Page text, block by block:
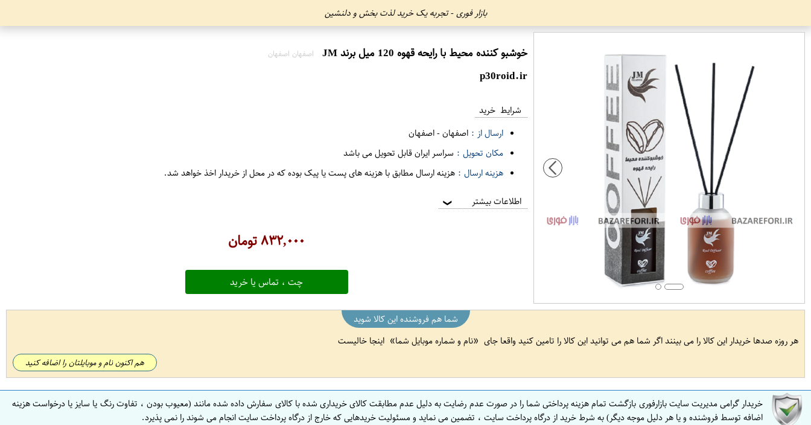
بازار فوری - تجربه یک خرید لذت بخش و دلنشین
خوشبو کننده محیط با رایحه قهوه 120 میل برند JM اصفهان اصفهان
p30roid.ir
شرایط خرید
ارسال از : اصفهان-اصفهان
مکان تحویل : سراسر ایران قابل تحویل می باشد
هزینه ارسال : هزینه ارسال مطابق با هزینه های پست یا پیک بوده که در محل از خریدار اخذ خواهد شد.
اطلاعات بیشتر ❯
۸۳۲,۰۰۰تومان
چت ، تماس یا خرید
شما هم فروشنده این کالا شوید
هر روزه صدها خریدار این کالا را می بینند اگر شما هم می توانید این کالا را تامین کنید واقعا جای
نام و شماره موبایل شما اینجا خالیست
هم اکنون نام و موبایلتان را اضافه کنید
خریدار گرامی مدیریت سایت بازارفوری بازگشت تمام هزینه پرداختی شما را در صورت عدم رضایت به دلیل عدم مطابقت کالای خریداری شده با کالای سفارش داده شده مانند (معیوب بودن ، تفاوت رنگ یا سایز یا درخواست هزینه
اضافه توسط فروشنده و یا هر دلیل موجه دیگر) به شرط خرید از درگاه پرداخت سایت ، تضمین می نماید و مسئولیت خریدهایی که خارج از درگاه پرداخت سایت انجام می شوند را نمی پذیرد.